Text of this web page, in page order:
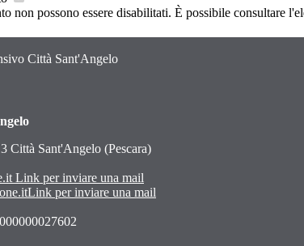
non possono essere disabilitati. È possibile consultare
Città Sant'Angelo
Città Sant'Angelo (Pescara)
Link per inviare una mail
Link per inviare una mail